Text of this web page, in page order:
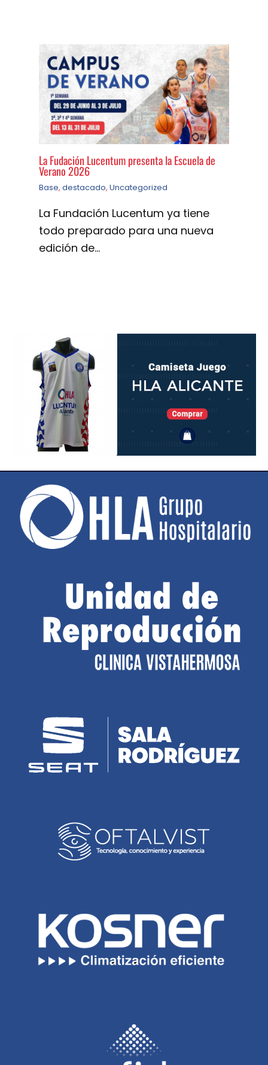
La Fudación Lucentum presenta la Escuela de
Verano 2026
Base, destacado, Uncategorized
La Fundación Lucentum ya tiene
todo preparado para una nueva
edición de…